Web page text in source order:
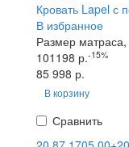
Кровать Lapel с
В избранное
Размер
101198 р.-15%
85 998 р.
В корзину
Сравнить